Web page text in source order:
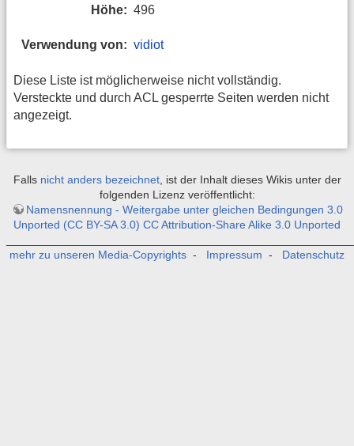
Höhe: 496
Verwendung von: vidiot
Diese Liste ist möglicherweise nicht vollständig.
Versteckte und durch ACL gesperrte Seiten werden nicht
angezeigt.
Falls nicht anders bezeichnet, ist der Inhalt dieses Wikis unter der
folgenden Lizenz veröffentlicht:
Namensnennung - Weitergabe unter gleichen Bedingungen 3.0
Unported (CC BY-SA 3.0) CC Attribution-Share Alike 3.0 Unported
mehr zu unseren Media-Copyrights - Impressum - Datenschutz